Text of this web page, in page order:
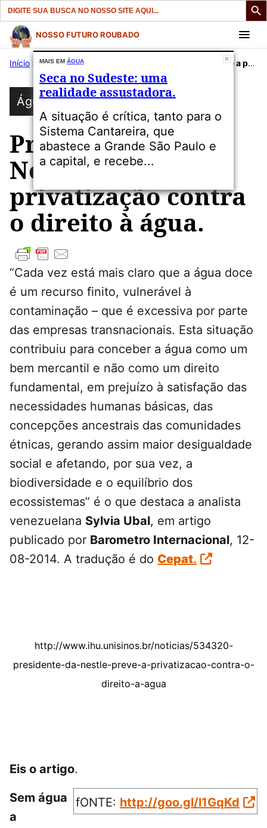
Search
for:
Pular
para
conteúdo
NOSSO FUTURO ROUBADO
Início » Publicações Presidente da Nestlé prevê a privatização contra o direito à água.
Água
Presidente da
Nestlé prevê a
privatização contra
o direito à água.
“Cada vez está mais claro que a água doce
é um recurso finito, vulnerável à
contaminação – que é excessiva por parte
das empresas transnacionais. Esta situação
contribuiu para conceber a água como um
bem mercantil e não como um direito
fundamental, em prejuízo à satisfação das
necessidades humanas básicas, das
concepções ancestrais das comunidades
étnicas, gerando assim maior desigualdade
social e afetando, por sua vez, a
biodiversidade e o equilíbrio dos
ecossistemas” é o que destaca a analista
venezuelana Sylvia Ubal, em artigo
publicado por Barometro Internacional, 12-
08-2014. A tradução é do Cepat.
http://www.ihu.unisinos.br/noticias/534320-
presidente-da-nestle-preve-a-privatizacao-contra-o-
direito-a-agua
Eis o artigo.
fONTE: http://goo.gl/l1GqKd
Sem água
a
MAIS EM ÁGUA
Seca no Sudeste: uma
realidade assustadora.
A situação é crítica, tanto para o
Sistema Cantareira, que
abastece a Grande São Paulo e
a capital, e recebe...